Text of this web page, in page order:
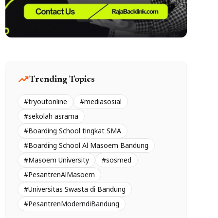
trending_upTrending Topics
#tryoutonline
#mediasosial
#sekolah asrama
#Boarding School tingkat SMA
#Boarding School Al Masoem Bandung
#Masoem University
#sosmed
#PesantrenAlMasoem
#Universitas Swasta di Bandung
#PesantrenModerndiBandung